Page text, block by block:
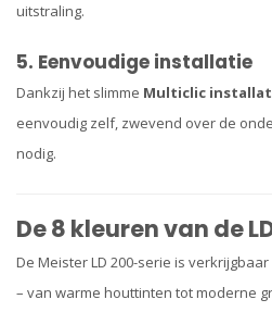
uitstraling.
5. Eenvoudige installatie
Dankzij het slimme Multiclic
eenvoudig zelf, zwevend over de
nodig.
De 8 kleuren van de
De Meister LD 200-serie is
– van warme houttinten tot moderne